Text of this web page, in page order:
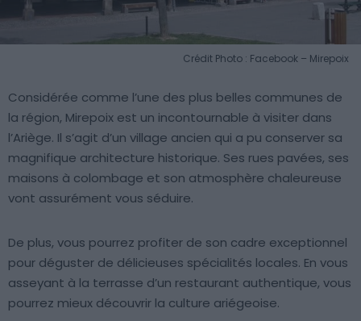
Crédit Photo : Facebook – Mirepoix
Considérée comme l’une des plus belles communes de
la région, Mirepoix est un incontournable à visiter dans
l’Ariège. Il s’agit d’un village ancien qui a pu conserver sa
magnifique architecture historique. Ses rues pavées, ses
maisons à colombage et son atmosphère chaleureuse
vont assurément vous séduire.
De plus, vous pourrez profiter de son cadre exceptionnel
pour déguster de délicieuses spécialités locales. En vous
asseyant à la terrasse d’un restaurant authentique, vous
pourrez mieux découvrir la culture ariégeoise.